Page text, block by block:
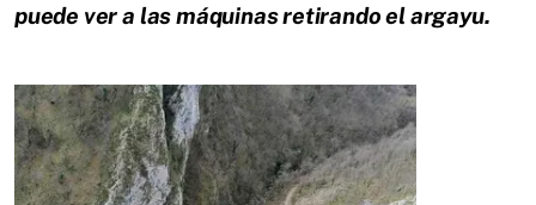
puede ver a las máquinas retirando el argayu.